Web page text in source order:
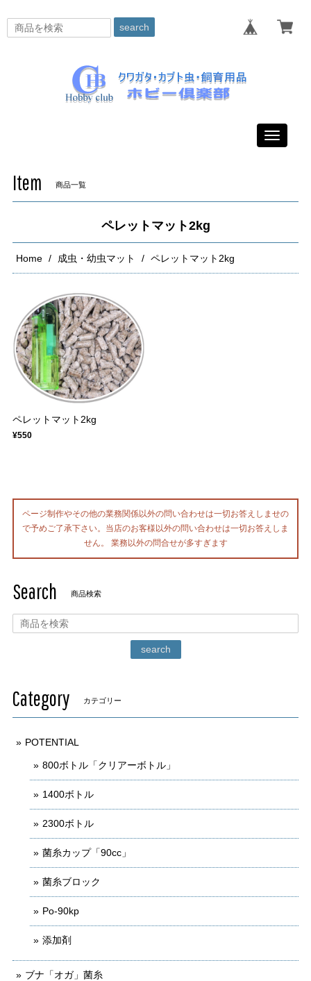
search
Toggle
Item 商品一覧
ペレットマット2kg
Home 成虫・幼虫マット ペレットマット2kg
ペレットマット2kg
¥550
ページ制作やその他の業務関係以外の問い合わせは一切お答えしませの
で予めご了承下さい。当店のお客様以外の問い合わせは一切お答えしま
せん。 業務以外の問合せが多すぎます
Search 商品検索
search
Category カテゴリー
POTENTIAL
800ボトル「クリアーボトル」
1400ボトル
2300ボトル
菌糸カップ「90cc」
菌糸ブロック
Po-90kp
添加剤
ブナ「オガ」菌糸